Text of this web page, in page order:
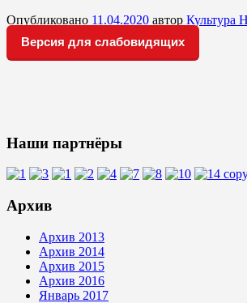
Опубликовано 11.04.2020 автор Культура
Версия для слабовидящих
Наши партнёры
Архив
Архив 2013
Архив 2014
Архив 2015
Архив 2016
Январь 2017